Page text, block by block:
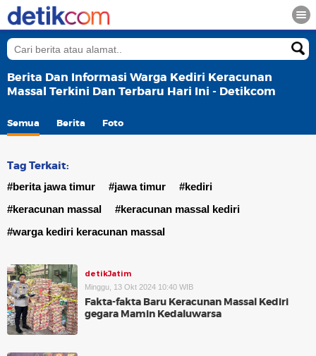
Berita Dan Informasi Warga Kediri Keracunan
Massal Terkini Dan Terbaru Hari Ini - Detikcom
Semua Berita Foto
Tag Terkait:
#berita jawa timur #jawa timur
#kediri
#keracunan massal
#keracunan massal kediri
#warga kediri keracunan massal
detikJatim
Minggu, 13 Okt 2024 10:40 WIB
Fakta-fakta Baru Keracunan Massal Kediri
gegara Mamin Kedaluwarsa